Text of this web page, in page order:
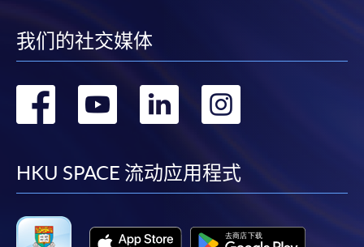
申請學歷頒授及專業課程可能需要其他資料，報名
表格後，請連同報名費/學費以及所需證明文件親
往報名中心或以郵遞方式遞交。
報讀同一學歷頒授課程內其他單元
​學院為學歷頒授課程特設「註冊及學費通知」，適
我们的社交媒体
转
facebook
转
youtube
转
linkedin
转
HKU SPACE 流动应用程式